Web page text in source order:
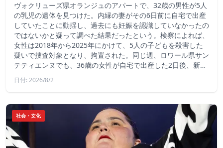
ヴォクリューズ県オランジュのアパートで、32歳の男性が5人
の乳児の遺体を見つけた。内縁の妻がその6日前に自宅で出産
していたことに動揺し、過去にも妊娠を認識していなかったの
ではないかと疑って調べた結果だったという。検察によれば、
女性は2018年から2025年にかけて、5人の子どもを殺害した
疑いで捜査対象となり、拘置された。同じ週、ロワール県サン
テティエンヌでも、36歳の女性が自宅で出産した2日後、新…
日付: 2026/8/2
社会・文化